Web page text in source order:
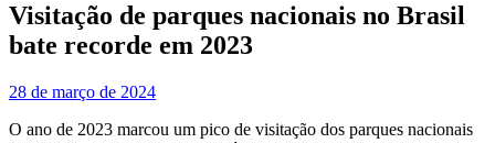
Visitação de parques nacionais no Brasil
bate recorde em 2023
28 de março de 2024
O ano de 2023 marcou um pico de visitação dos parques nacionais